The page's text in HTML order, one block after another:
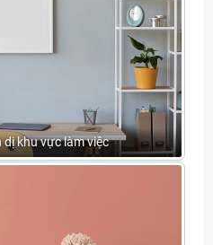
khu vực làm việc